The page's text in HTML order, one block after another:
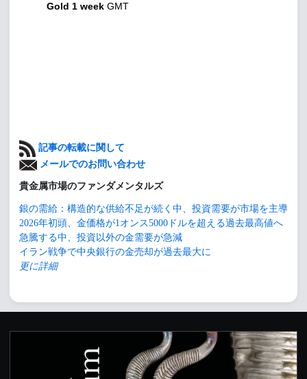
Gold 1 week GMT
記事の転載に関して
メールでのお問い合わせ
貴金属市場のファンダメンタルズ
銀の需給：構造的な供給不足が続く中、投資需要が市場を主導
2026年初頭、金価格が1オンス5000ドルを超える過去最高値へ
急騰する中、投資以外の金需要が急減
イラン戦争で中央銀行の金売却が過去最大に
更に詳細